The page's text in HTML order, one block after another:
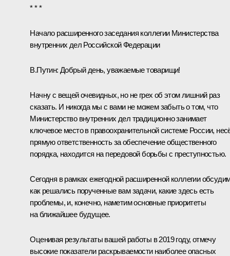
* * *
Начало расширенного заседания коллегии Министерства
внутренних дел Российской Федерации
В.Путин: Добрый день, уважаемые товарищи!
Начну с вещей очевидных, но не грех об этом лишний раз
сказать. И никогда мы с вами не можем забыть о том, что
Министерство внутренних дел традиционно занимает
ключевое место в правоохранительной системе России,
прямую ответственность за обеспечение общественного
порядка, находится на передовой борьбы с преступностью.
Сегодня в рамках ежегодной расширенной коллегии
как решались порученные вам задачи, какие здесь есть
проблемы, и, конечно, наметим основные приоритеты
на ближайшее будущее.
Оценивая результаты вашей работы в 2019 году, отмечу
высокие показатели раскрываемости наиболее опасных